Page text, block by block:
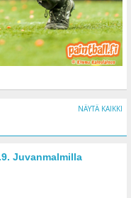
NÄYTÄ KAIKKI
Juvanmalmilla